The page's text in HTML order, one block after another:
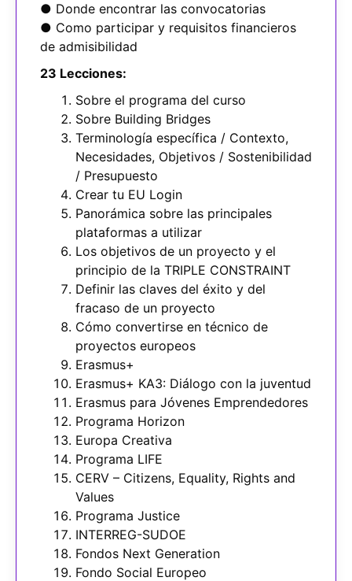
● Donde encontrar las convocatorias
● Como participar y requisitos financieros
de admisibilidad
23 Lecciones:
Sobre el programa del curso
Sobre Building Bridges
Terminología específica / Contexto,
Necesidades, Objetivos / Sostenibilidad
/ Presupuesto
Crear tu EU Login
Panorámica sobre las principales
plataformas a utilizar
Los objetivos de un proyecto y el
principio de la TRIPLE CONSTRAINT
Definir las claves del éxito y del
fracaso de un proyecto
Cómo convertirse en técnico de
proyectos europeos
Erasmus+
Erasmus+ KA3: Diálogo con la juventud
Erasmus para Jóvenes Emprendedores
Programa Horizon
Europa Creativa
Programa LIFE
CERV – Citizens, Equality, Rights and
Values
Programa Justice
INTERREG-SUDOE
Fondos Next Generation
Fondo Social Europeo